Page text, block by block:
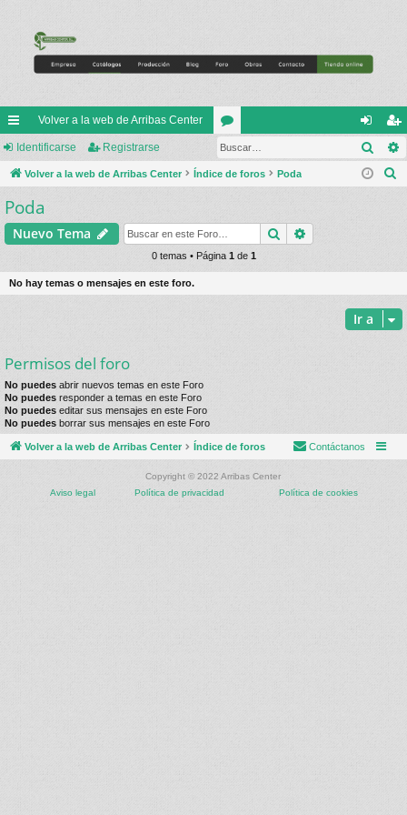
nl
ac
es
rá
do
Volver a la web de Arribas Center
or
os
de
nti
eg
ist
Identificarse Registrarse
Volver a la web de Arribas Center Índice de foros Poda
r
Poda
Nuevo Tema Buscar
0 temas • Página 1de 1
No hay temas o mensajes en este foro.
Ir a
Permisos del foro
No puedes abrir nuevos temas en este Foro
No puedes responder a temas en este Foro
No puedes editar sus mensajes en este Foro
No puedes borrar sus mensajes en este Foro
Volver a la web de Arribas Center Índice de foros Contáctanos
Copyright © 2022 Arribas Center
Aviso legal
Política de privacidad Política de cookies